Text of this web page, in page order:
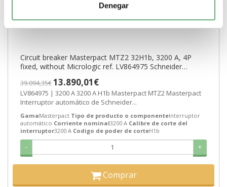
Denegar
Circuit breaker Masterpact MTZ2 32H1b, 3200 A, 4P
fixed, without Micrologic ref. LV864975 Schneider
39.094,35€13.890,01€
LV864975 | 3200 A 3200 A H1b Masterpact MTZ2 Masterpact
Interruptor automático de Schneider...
GamaMasterpact Tipo de producto o componenteInterruptor
automático Corriente nominal3200 A Calibre de corte del
interruptor3200 A Codigo de poder de corteH1b
- +
Comprar